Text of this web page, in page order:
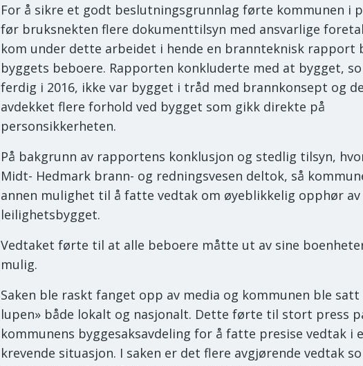
For å sikre et godt beslutningsgrunnlag førte kommunen i
før bruksnekten flere dokumenttilsyn med ansvarlige
kom under dette arbeidet i hende en brannteknisk rapport
byggets beboere. Rapporten konkluderte med at bygget,
ferdig i 2016, ikke var bygget i tråd med brannkonsept og
avdekket flere forhold ved bygget som gikk direkte på
personsikkerheten.
På bakgrunn av rapportens konklusjon og stedlig tilsyn,
Midt- Hedmark brann- og redningsvesen deltok, så
annen mulighet til å fatte vedtak om øyeblikkelig opphør
leilighetsbygget.
Vedtaket førte til at alle beboere måtte ut av sine
mulig.
Saken ble raskt fanget opp av media og kommunen ble satt
lupen» både lokalt og nasjonalt. Dette førte til stort press
kommunens byggesaksavdeling for å fatte presise vedtak i
krevende situasjon. I saken er det flere avgjørende vedtak